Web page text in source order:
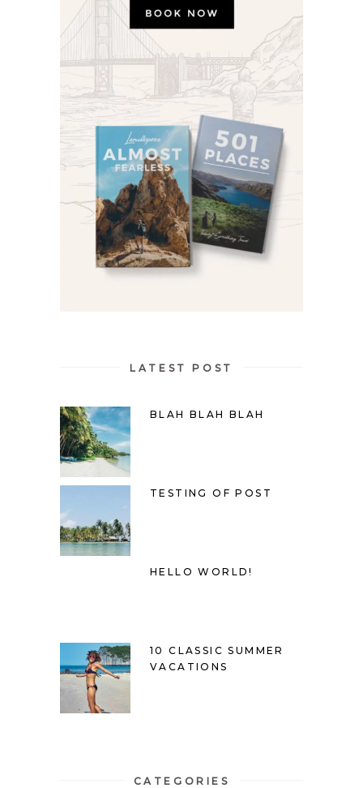
LATEST POST
BLAH BLAH BLAH
TESTING OF POST
HELLO WORLD!
10 CLASSIC SUMMER
VACATIONS
CATEGORIES